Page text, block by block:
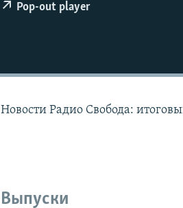
Pop-out player
Новости Радио Свобода:
Выпуски